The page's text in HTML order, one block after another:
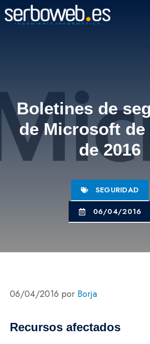
Saltar
al
Boletines de
de Microsoft de
de 2016
SEGURIDAD
06/04/2016
06/04/2016 por Borja
Recursos afectados